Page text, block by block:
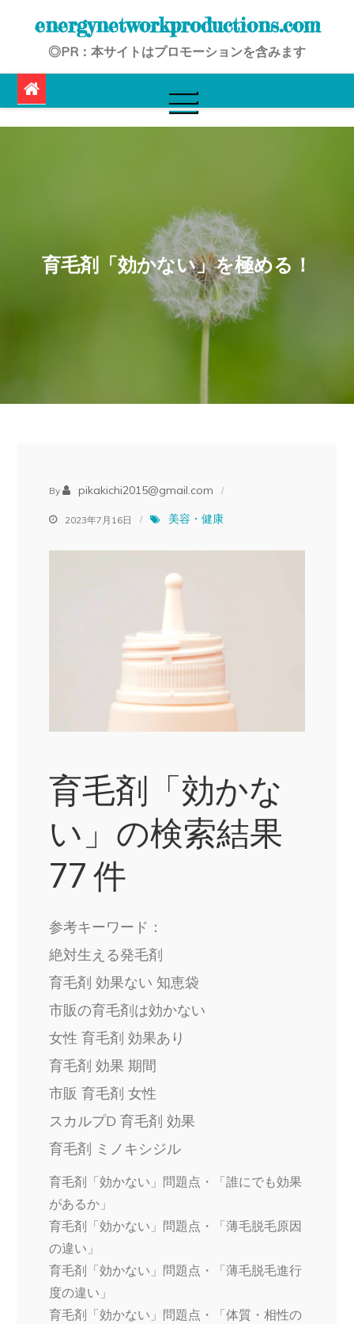
energynetworkproductions.com
◎PR：本サイトはプロモーションを含みます
育毛剤「効かない」を極める！
By pikakichi2015@gmail.com
2023年7月16日 美容・健康
育毛剤「効かな
い」の検索結果
77 件
参考キーワード：
絶対生える発毛剤
育毛剤 効果ない 知恵袋
市販の育毛剤は効かない
女性 育毛剤 効果あり
育毛剤 効果 期間
市販 育毛剤 女性
スカルプD 育毛剤 効果
育毛剤 ミノキシジル
育毛剤「効かない」問題点・「誰にでも効果
があるか」
育毛剤「効かない」問題点・「薄毛脱毛原因
の違い」
育毛剤「効かない」問題点・「薄毛脱毛進行
度の違い」
育毛剤「効かない」問題点・「体質・相性の